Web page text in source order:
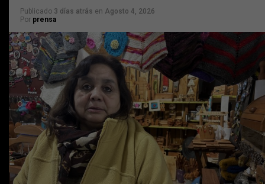
Publicado 3 días atrás en Agosto 4, 2026
Por prensa